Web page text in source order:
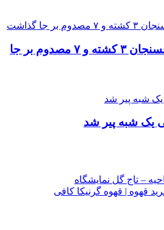
دو حادثه رانندگی در رفسنجان ۳ کشته و ۷ مصدوم بر جا
یک شبه پیر شد
– تاج گل نمایشگاه
قهوه | قهوه گرنیکا کافی